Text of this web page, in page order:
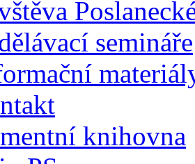
semináře
knihovna